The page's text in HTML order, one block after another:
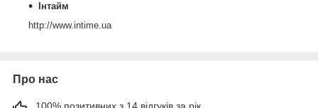
Інтайм
http://www.intime.ua
Про нас